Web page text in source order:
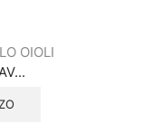
OIOLI